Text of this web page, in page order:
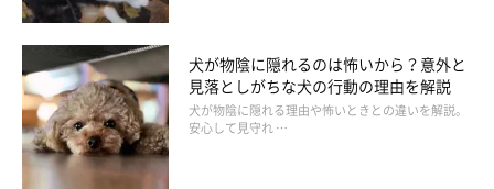
などを使って足元を照らしながら確認してあげましょう。
愛犬と行く冬散歩の参考にしてくださいね。
（監修：いぬのきもち獣医師相談室獣医師・白山さとこ先生）
取材・文／maki
犬が物陰に隠れるのは怖いから？意外と
見落としがちな犬の行動の理由を解説
犬が物陰に隠れる理由や怖いときとの違いを解説。
安心して見守れ …